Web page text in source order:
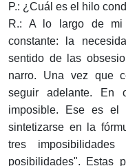
P.: ¿Cuál es el hilo
R.: A lo largo de mi
constante: la
sentido de las
narro. Una vez que
seguir adelante. En
imposible. Ese es el
sintetizarse en la
tres
posibilidades". Estas